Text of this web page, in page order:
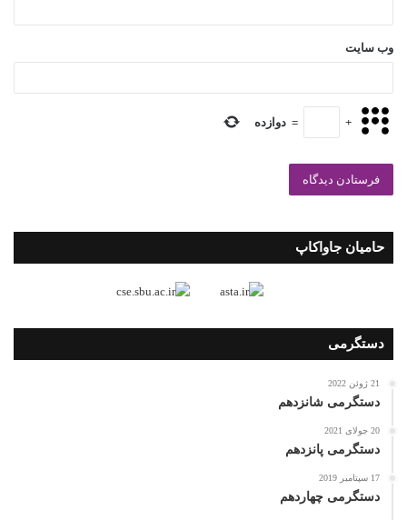
وب‌ سایت
+
= دوازده
حامیان جاواکاپ
دستگرمی
21 ژوئن 2022
دستگرمی شانزدهم
20 جولای 2021
دستگرمی پانزدهم
17 سپتامبر 2019
دستگرمی چهاردهم